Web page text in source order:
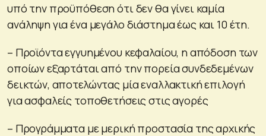
υπό την προϋπόθεση ότι δεν θα γίνει καμία
ανάληψη για ένα μεγάλο διάστημα έως και 10 έτη.
– Προϊόντα εγγυημένου κεφαλαίου, η απόδοση των
οποίων εξαρτάται από την πορεία συνδεδεμένων
δεικτών, αποτελώντας μία εναλλακτική επιλογή
για ασφαλείς τοποθετήσεις στις αγορές
– Προγράμματα με μερική προστασία της αρχικής